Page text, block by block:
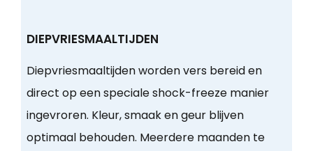
DIEPVRIESMAALTIJDEN
Diepvriesmaaltijden worden vers bereid en
direct op een speciale shock-freeze manier
ingevroren. Kleur, smaak en geur blijven
optimaal behouden. Meerdere maanden te